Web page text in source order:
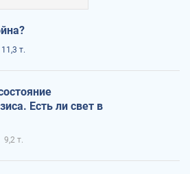
11,3 т.
Есть ли свет в
9,2 т.